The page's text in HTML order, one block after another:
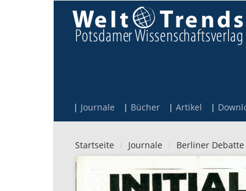
Journale Bücher Artikel
Startseite Journale Berliner Debatte